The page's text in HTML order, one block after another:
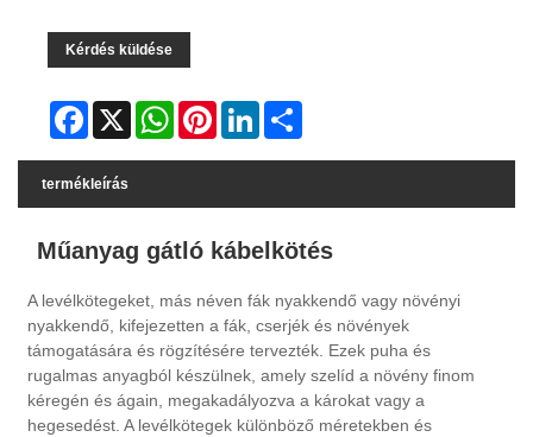
Kérdés küldése
Facebook
X WhatsAppPinterestLinkedIn
termékleírás
Műanyag gátló kábelkötés
A levélkötegeket, más néven fák nyakkendő vagy növényi
nyakkendő, kifejezetten a fák, cserjék és növények
támogatására és rögzítésére tervezték. Ezek puha és
rugalmas anyagból készülnek, amely szelíd a növény finom
kéregén és ágain, megakadályozva a károkat vagy a
hegesedést. A levélkötegek különböző méretekben és